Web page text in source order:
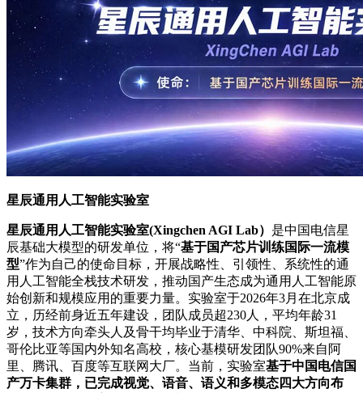
星辰通用人工智能实验室
星辰通用人工智能实验室(Xingchen AGI Lab） 是中国电信星
辰基础大模型的研发单位，将“基于国产芯片训练国际一流模
型”作为自己的使命目标，开展战略性、引领性、系统性的通
用人工智能全栈技术研发，推动国产生态成为通用人工智能原
始创新和规模应用的重要力量。实验室于2026年3月在北京成
立，历经前身近五年建设，团队成员超230人，平均年龄31
岁，技术方向牵头人及骨干均毕业于清华、中科院、斯坦福、
哥伦比亚等国内外知名高校，核心基模研发团队90%来自阿
里、腾讯、百度等互联网大厂。当前，实验室基于中国电信国
产万卡集群，已完成视觉、语音、语义和多模态四大方向布